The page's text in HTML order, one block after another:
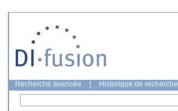
Recherche avancée Historique de recherche